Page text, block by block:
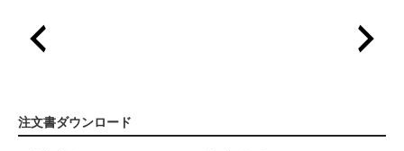
注文書ダウンロード